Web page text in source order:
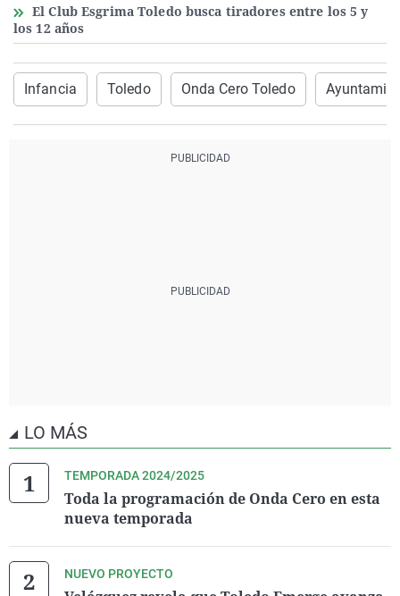
El Club Esgrima Toledo busca tiradores entre los 5 y
los 12 años
Infancia Toledo Onda Cero Toledo
LO MÁS
TEMPORADA 2024/2025
Toda la programación de Onda Cero en esta
nueva temporada
NUEVO PROYECTO